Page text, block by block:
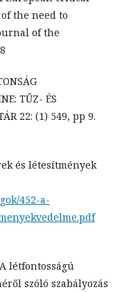
the need to
of the
TŰZ- ÉS
22: (1) 549, pp 9.
és létesítmények
452-a-
létfontosságú
szóló szabályozás